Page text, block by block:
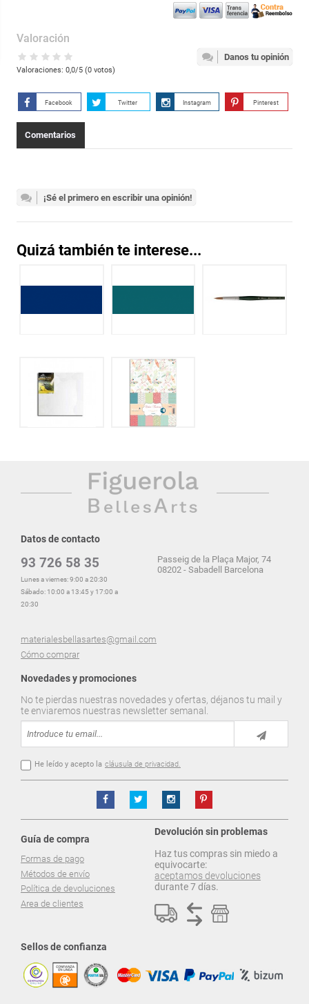
Danos tu opinión
Valoración
Valoraciones: 0,0/5 (0votos)
Facebook Twitter Instagram Pinterest
Comentarios
¡Sé el primero en escribir una opinión!
Quizá también te interese...
Datos de contacto
93 726 58 35
Lunes a viernes: 9:00 a 20:30
Sábado: 10:00 a 13:45 y 17:00 a
20:30
materialesbellasartes@gmail.com
Cómo comprar
Passeig de la Plaça Major, 74
08202 - Sabadell Barcelona
Novedades y promociones
No te pierdas nuestras novedades y ofertas, déjanos tu mail y
te enviaremos nuestras newsletter semanal.
He leído y acepto la cláusula de privacidad.
Guía de compra
Formas de pago
Métodos de envío
Política de devoluciones
Area de clientes
Devolución sin problemas
Haz tus compras sin miedo a
equivocarte:
aceptamos devoluciones
durante 7 días.
Sellos de confianza